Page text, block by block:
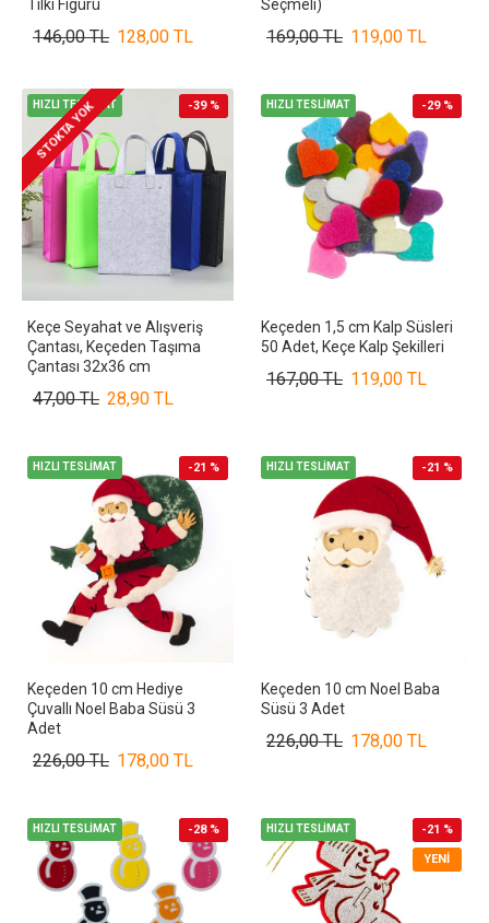
Tilki Figürü
128,00 TL
146,00 TL
Seçmeli)
119,00 TL
169,00 TL
HIZLI TESLİMAT -39 %
STOKTA YOK
Keçe Seyahat ve Alışveriş
Çantası, Keçeden Taşıma
Çantası 32x36 cm
28,90 TL
47,00 TL
HIZLI TESLİMAT -29 %
Keçeden 1,5 cm Kalp Süsleri
50 Adet, Keçe Kalp Şekilleri
119,00 TL
167,00 TL
HIZLI TESLİMAT -21 %
Keçeden 10 cm Hediye
Çuvallı Noel Baba Süsü 3
Adet
178,00 TL
226,00 TL
HIZLI TESLİMAT -21 %
Keçeden 10 cm Noel Baba
Süsü 3 Adet
178,00 TL
226,00 TL
HIZLI TESLİMAT -28 % HIZLI TESLİMAT
YENI
-21 %